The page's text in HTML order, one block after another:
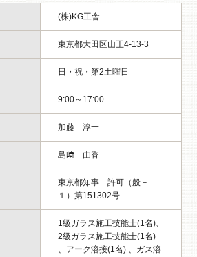
も力をいれています
使える補助制度が国や自治体である
助制度のご提案や申請の援助もしっ
、少しでも性能が良いものを選んで
る窓数が増えてより快適な住空間に
ばいいですね。
について知識豊富なスタッフがおり
(株)KG工舎
東京都大田区山王4-13-3
日・祝・第2土曜日
9:00～17:00
加藤 淳一
島﨑 由香
東京都知事 許可（般－
１）第151302号
1級ガラス施工技能士(1名)、
2級ガラス施工技能士(1名)
、アーク溶接(1名) 、ガス溶